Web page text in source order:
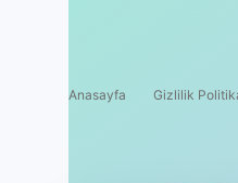
Anasayfa Gizlilik